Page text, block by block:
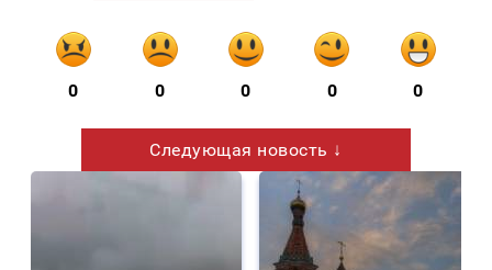
0 0 0 0 0
Следующая новость ↓